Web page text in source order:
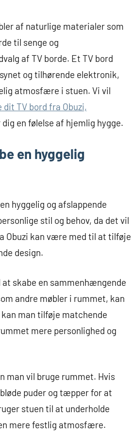
af naturlige materialer som
til senge og
af TV borde. Et TV bord
og tilhørende elektronik,
atmosfære i stuen. Vi vil
TV bord fra Obuzi,
en følelse af hjemlig hygge.
en hyggelig
hyggelig og afslappende
stil og behov, da det vil
Obuzi kan være med til at tilføje
design.
skabe en sammenhængende
andre møbler i rummet, kan
man tilføje matchende
mere personlighed og
man vil bruge rummet. Hvis
puder og tæpper for at
stuen til at underholde
mere festlig atmosfære.